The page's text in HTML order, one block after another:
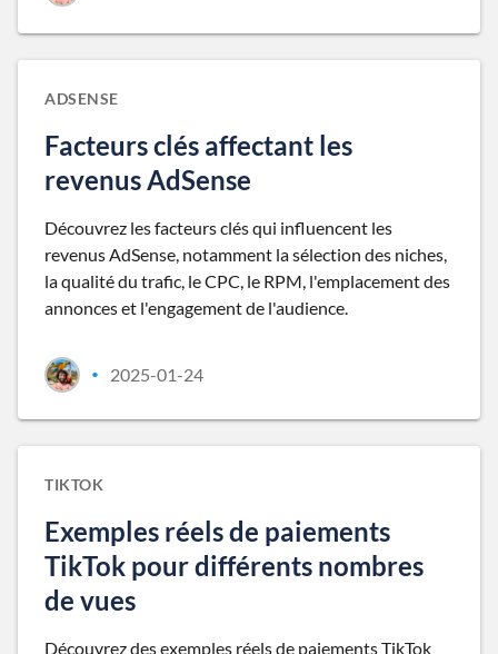
ADSENSE
Facteurs clés affectant les
revenus AdSense
Découvrez les facteurs clés qui influencent les
revenus AdSense, notamment la sélection des niches,
la qualité du trafic, le CPC, le RPM, l'emplacement des
annonces et l'engagement de l'audience.
• 2025-01-24
TIKTOK
Exemples réels de paiements
TikTok pour différents nombres
de vues
Découvrez des exemples réels de paiements TikTok